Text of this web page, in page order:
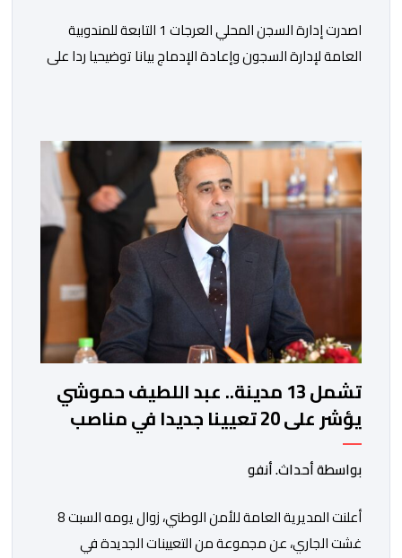
اصدرت إدارة السجن المحلي العرجات 1 التابعة للمندوبية
العامة لإدارة السجون وإعادة الإدماج بيانا توضيحيا ردا على
ذاتها، وذلك لتنوير الرأي العام بالحقائق والمعطيات
الدقيقة.واوضحت إدارة المؤسسة السجنية أن المعني بالأمر
يستفيد منذ إيداعه من تتبع طبي منتظم ومستمر وفقا […]
تشمل 13 مدينة.. عبد اللطيف حموشي
يؤشر على 20 تعيينا جديدا في مناصب
المسؤولية بمصالح الأمن الوطني
بواسطة أحداث. أنفو
أعلنت المديرية العامة للأمن الوطني، زوال يومه السبت 8
غشت الجاري، عن مجموعة من التعيينات الجديدة في